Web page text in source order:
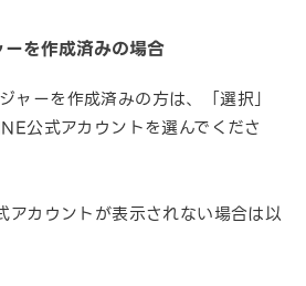
を作成済みの場合
ャーを作成済みの方は、「選択」
公式アカウントを選んでくださ
カウントが表示されない場合は以